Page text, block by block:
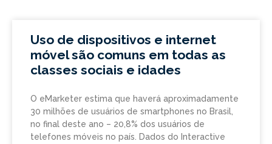
Uso de dispositivos e internet
móvel são comuns em todas as
classes sociais e idades
O eMarketer estima que haverá aproximadamente
30 milhões de usuários de smartphones no Brasil,
no final deste ano – 20,8% dos usuários de
telefones móveis no país. Dados do Interactive